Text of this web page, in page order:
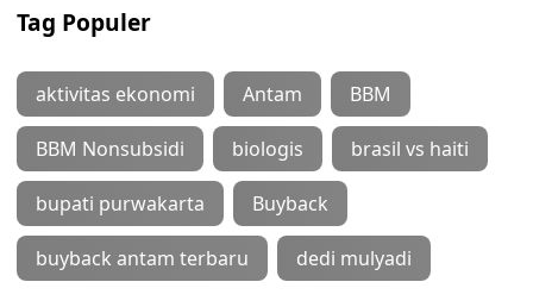
Tag Populer
aktivitas ekonomi Antam BBM
BBM Nonsubsidi biologis brasil vs haiti
bupati purwakarta Buyback
buyback antam terbaru dedi mulyadi